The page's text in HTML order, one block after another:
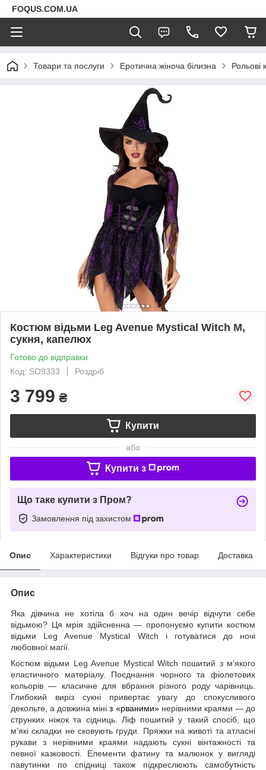
FOQUS.COM.UA
Товари та послуги Еротична жіноча білизна Рольові
Костюм відьми Leg Avenue Mystical Witch M,
сукня, капелюх
Готово до відправки
Код: SO9333
Роздріб
3 799 ₴
Купити
або
Купити з
Що таке купити з Пром?
Замовлення під захистом
Опис Характеристики Відгуки про товар Доставка
Опис
Яка дівчина не хотіла б хоч на один вечір відчути себе
відьмою? Ця мрія здійсненна — пропонуємо купити костюм
відьми Leg Avenue Mystical Witch і готуватися до ночі
любовної магії.
Костюм відьми Leg Avenue Mystical Witch пошитий з м’якого
еластичного матеріалу. Поєднання чорного та фіолетових
кольорів — класичне для вбрання різного роду чарівниць.
Глибокий виріз сукні привертає увагу до спокусливого
декольте, а довжина мініз «рваними»нерівними краями — до
струнких ніжок та сідниць. Ліф пошитий у такий спосіб, що
м’які складки не сковують груди. Пряжки на животі та атласні
рукави з нерівними краями надають сукні вінтажності та
певної казковості. Елементи фатину та малюнок у вигляді
павутинки по спідниці також підкреслюють самобутність